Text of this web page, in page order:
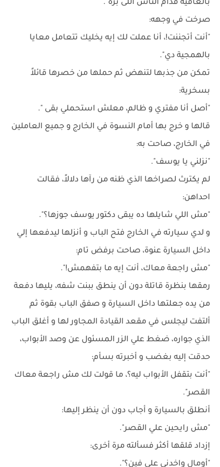
بالعافية قدام الناس اللى برة".
صرخت في وجهه:
"أنت أتجننت!، أنا عملت لك إيه يخليك تتعامل معايا
بالهمجية دي".
تمكن من جذبها لتنهض ثم حملها من خصرها قائلاً
بسخرية:
"أصل أنا مفتري و ظالم، معلش استحملي بقى ".
قالها و خرج بها أمام النسوة في الخارج و جميع العاملين
في الخارج، صاحت به:
"نزلني يا يوسف".
لم يكترث لصراخها الذي ظنه من رآها دلالاً، فقالت
احداهن:
"مش اللي شايلها ده يبقى دكتور يوسف جوزها؟".
و لدي سيارته في الخارج فتح الباب و أنزلها ليدفعها إلي
داخل السيارة عنوة، صاحت برفض تام:
"مش راجعة معاك، أنت إيه ما بتفهمش!".
رمقها بنظرة قاتلة دون أن ينطق ببنت شفه، يليها دفعة
من يده جعلتها داخل السيارة و صفق الباب بقوة ثم
ألتفت ليجلس في مقعد القيادة المجاور لها و أغلق الباب
الذي جواره، ضغط علي الزر المسئول عن وصد الأبواب،
حدقت إليه بغضب و أخبرته بسأم:
"أنت بتقفل الأبواب ليه؟، ما قولت لك مش راجعة معاك
القصر".
أنطلق بالسيارة و أجاب دون أن ينظر إليها:
"مش رايحين علي القصر".
إزداد قلقها أكثر فسألته مرة أخرى:
"أومال واخدني علي فين؟".